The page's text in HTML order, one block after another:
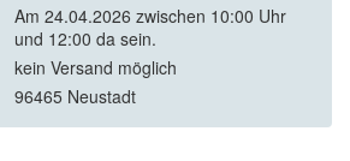
Am 24.04.2026 zwischen 10:00 Uhr
und 12:00 da sein.
kein Versand möglich
96465 Neustadt